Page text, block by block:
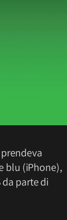
blu (iPhone),
parte di